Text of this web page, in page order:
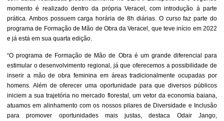
momento é realizado dentro da própria Veracel, com introdução à parte
prática. Ambos possuem carga horária de 8h diárias. O curso faz parte do
programa de Formação de Mão de Obra da Veracel, que teve início em 2022
e já está em sua quarta edição.
“O programa de Formação de Mão de Obra é um grande diferencial para
estimular o desenvolvimento regional, já que oferecemos a possibilidade de
inserir a mão de obra feminina em áreas tradicionalmente ocupadas por
homens. Além de oferecer uma oportunidade para que diversos públicos
iniciem a sua trajetória no mercado florestal, um vetor da economia baiana,
atuamos em alinhamento com os nossos pilares de Diversidade e Inclusão
para promover oportunidades mais justas, destaca Odair Jango,